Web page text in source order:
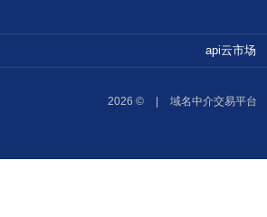
api云市场
2026 © 域名中介交易平台